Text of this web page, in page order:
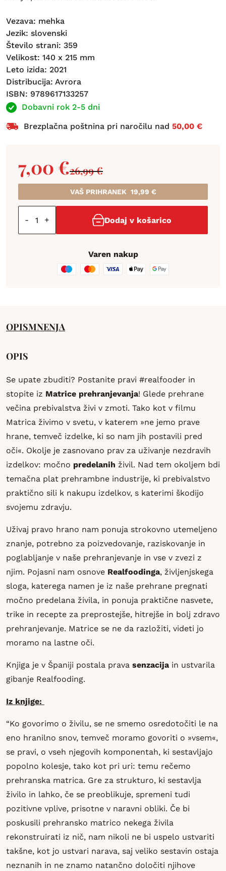
Vezava: mehka
Jezik: slovenski
Število strani: 359
Velikost: 140 x 215 mm
Leto izida: 2021
Distribucija: Avrora
ISBN: 9789617133257
Dobavni rok 2-5 dni
Brezplačna poštnina pri naročilu nad 50,00 €
26,99€
7,00 €
VAŠ PRIHRANEK 19,99 €
- + Dodaj v košarico
Varen nakup
OPISMNENJA
OPIS
Se upate zbuditi? Postanite pravi #realfooder in
stopite iz Matrice prehranjevanja! Glede prehrane
večina prebivalstva živi v zmoti. Tako kot v filmu
Matrica živimo v svetu, v katerem »ne jemo prave
hrane, temveč izdelke, ki so nam jih postavili pred
oči«. Okolje je zasnovano prav za uživanje nezdravih
izdelkov: močno predelanih živil. Nad tem okoljem bdi
temačna plat prehrambne industrije, ki prebivalstvo
praktično sili k nakupu izdelkov, s katerimi škodijo
svojemu zdravju.
Uživaj pravo hrano nam ponuja strokovno utemeljeno
znanje, potrebno za poizvedovanje, raziskovanje in
poglabljanje v naše prehranjevanje in vse v zvezi z
njim. Pojasni nam osnove Realfoodinga, življenjskega
sloga, katerega namen je iz naše prehrane pregnati
močno predelana živila, in ponuja praktične nasvete,
trike in recepte za preprostejše, hitrejše in bolj zdravo
prehranjevanje. Matrice se ne da razložiti, videti jo
moramo na lastne oči.
Knjiga je v Španiji postala prava senzacija in ustvarila
gibanje Realfooding.
Iz knjige:
“Ko govorimo o živilu, se ne smemo osredotočiti le na
eno hranilno snov, temveč moramo govoriti o »vsem«,
se pravi, o vseh njegovih komponentah, ki sestavljajo
popolno kolesje, tako kot pri uri: temu rečemo
prehranska matrica. Gre za strukturo, ki sestavlja
živilo in lahko, če se preoblikuje, spremeni tudi
pozitivne vplive, prisotne v naravni obliki. Če bi
poskusili prehransko matrico nekega živila
rekonstruirati iz nič, nam nikoli ne bi uspelo ustvariti
takšne, kot jo ustvari narava, saj veliko sestavin ostaja
neznanih in ne znamo natančno določiti njihove